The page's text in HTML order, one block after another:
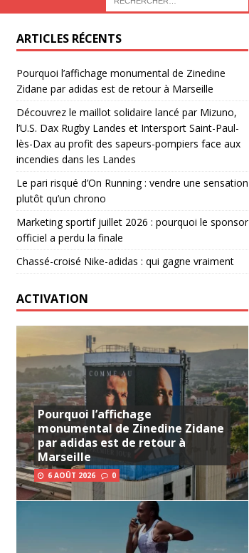
ARTICLES RÉCENTS
Pourquoi l’affichage monumental de Zinedine
Zidane par adidas est de retour à Marseille
Découvrez le maillot solidaire lancé par Mizuno,
l’U.S. Dax Rugby Landes et Intersport Saint-Paul-
lès-Dax au profit des sapeurs-pompiers face aux
incendies dans les Landes
Le pari risqué d’On Running : vendre une sensation
plutôt qu’un chrono
Marketing sportif juillet 2026 : pourquoi le sponsor
officiel a perdu la finale
Chassé-croisé Nike-adidas : qui gagne vraiment
ACTIVATION
Pourquoi l’affichage
monumental de Zinedine Zidane
par adidas est de retour à
Marseille
6 AOÛT 2026 0